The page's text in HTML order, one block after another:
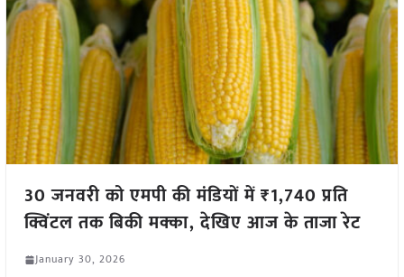
30 जनवरी को एमपी की मंडियों में ₹1,740 प्रति
क्विंटल तक बिकी मक्का, देखिए आज के ताजा रेट
January 30, 2026